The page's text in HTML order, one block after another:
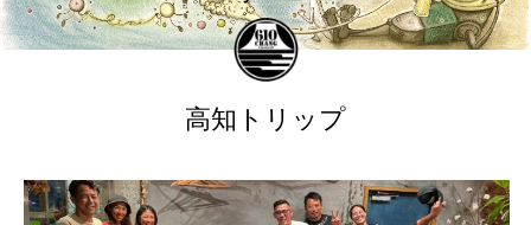
高知トリップ